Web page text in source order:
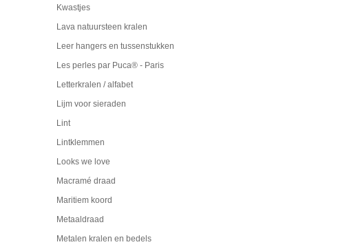
Kwastjes
Lava natuursteen kralen
Leer hangers en tussenstukken
Les perles par Puca® - Paris
Letterkralen / alfabet
Lijm voor sieraden
Lint
Lintklemmen
Looks we love
Macramé draad
Maritiem koord
Metaaldraad
Metalen kralen en bedels